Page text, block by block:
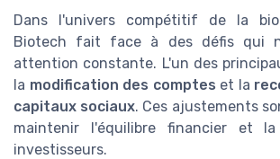
Dans l'univers compétitif de la
Biotech fait face à des défis qui
attention constante. L'un des
la modification des comptes et la
capitaux sociaux. Ces ajustements
maintenir l'équilibre financier et
investisseurs.